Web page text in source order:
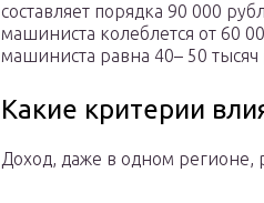
составляет порядка 90 000
машиниста колеблется от 60
машиниста равна 40– 50 тысяч
Какие критерии
Доход, даже в одном регионе,